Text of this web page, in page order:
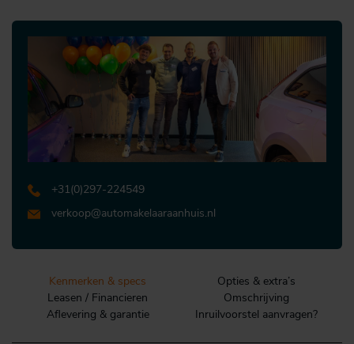
+31 (0)297-224549
verkoop@automakelaaraanhuis.nl
Kenmerken & specs
Opties & extra’s
Leasen / Financieren
Omschrijving
Aflevering & garantie
Inruilvoorstel aanvragen?